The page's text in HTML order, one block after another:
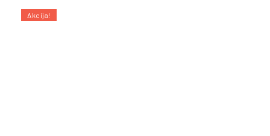
Akcija!